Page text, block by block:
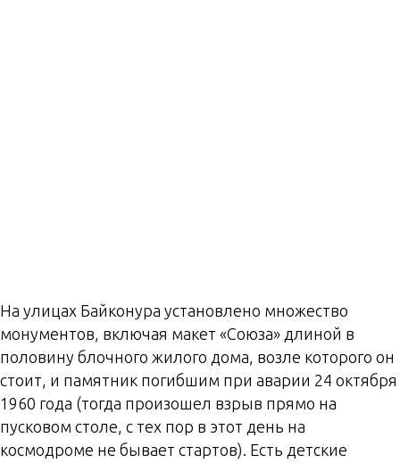
На улицах Байконура установлено множество
монументов, включая макет «Союза» длиной в
половину блочного жилого дома, возле которого он
стоит, и памятник погибшим при аварии 24 октября
1960 года (тогда произошел взрыв прямо на
пусковом столе, с тех пор в этот день на
космодроме не бывает стартов). Есть детские